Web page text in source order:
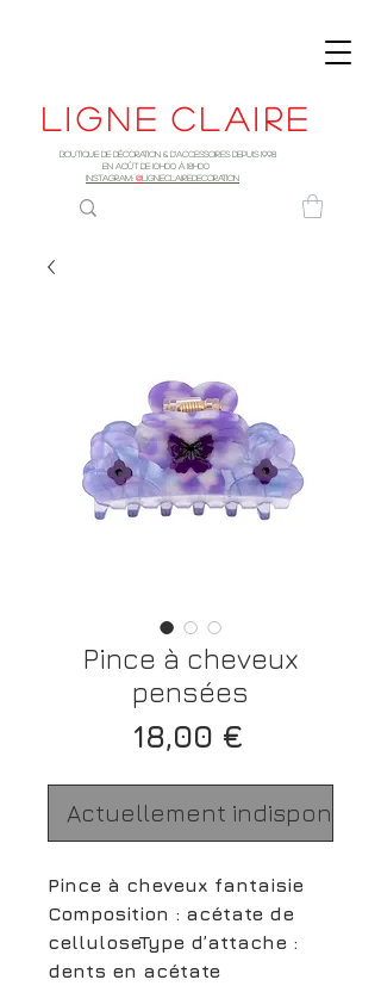
Ligne claire
Boutique de décoration & d'accessoires depuis 1998
EN AOûT DE 10h00 à 18H00
INSTAGRAM: @LIGNECLAIREDECORATION
Pince à cheveux
pensées
18,00 €Prix
Actuellement indisponible
Pince à cheveux fantaisie
Composition : acétate de
celluloseType d’attache :
dents en acétate